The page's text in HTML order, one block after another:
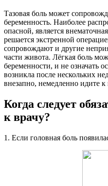
Тазовая боль может
беременность. Наиболее
опасной, является
решается экстренной
сопровождают и другие
части живота. Лёгкая боль
беременности, и не означать
возникла после нескольких
внезапно, немедленно идите к
Когда следует
к врачу?
1. Если головная боль